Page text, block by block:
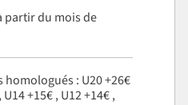
partir du mois de
: U20 +26€
+15€ , U12 +14€ ,